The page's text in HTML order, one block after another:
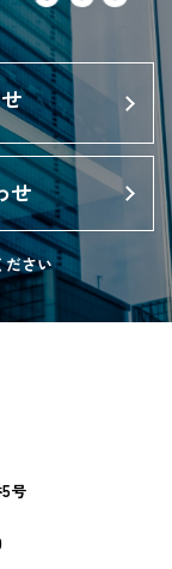
せ
ださい
号